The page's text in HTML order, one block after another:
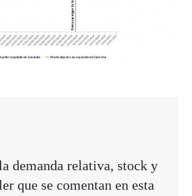
demanda relativa, stock y
que se comentan en esta